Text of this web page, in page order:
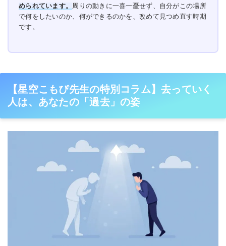
められています。 周りの動きに一喜一憂せず、自分がこの場所
で何をしたいのか、何ができるのかを、改めて見つめ直す時期
です。
【星空こもぴ先生の特別コラム】去っていく
人は、あなたの「過去」の姿